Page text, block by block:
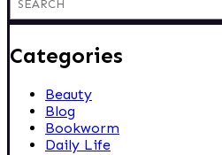
Categories
Beauty
Blog
Bookworm
Daily Life